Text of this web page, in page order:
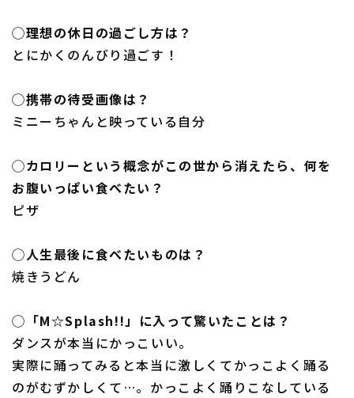
◯理想の休日の過ごし方は？
とにかくのんびり過ごす！
◯携帯の待受画像は？
ミニーちゃんと映っている自分
◯カロリーという概念がこの世から消えたら、何を
お腹いっぱい食べたい？
ピザ
◯人生最後に食べたいものは？
焼きうどん
◯「M☆Splash!!」に入って驚いたことは？
ダンスが本当にかっこいい。
実際に踊ってみると本当に激しくてかっこよく踊る
のがむずかしくて…。かっこよく踊りこなしている